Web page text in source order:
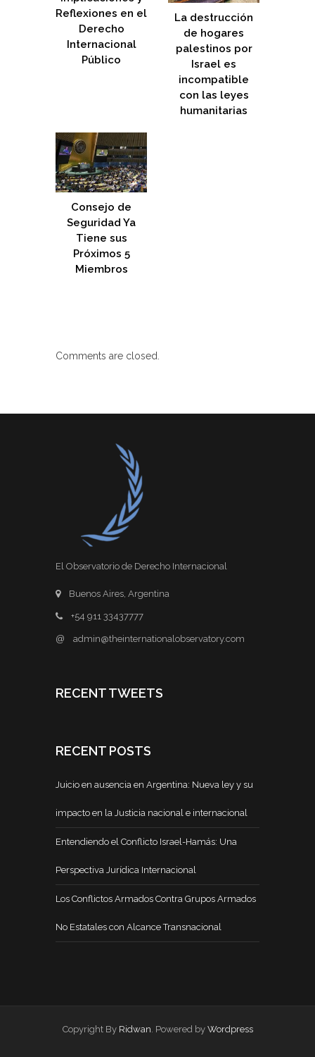
Reflexiones en el
Derecho
Internacional
Público
La destrucción
de hogares
palestinos por
Israel es
incompatible
con las leyes
humanitarias
Consejo de
Seguridad Ya
Tiene sus
Próximos 5
Miembros
Comments are closed.
El Observatorio de Derecho Internacional
Buenos Aires, Argentina
+54 911 33437777
@ admin@theinternationalobservatory.com
RECENT TWEETS
RECENT POSTS
Juicio en ausencia en Argentina: Nueva ley y su
impacto en la Justicia nacional e internacional
Entendiendo el Conflicto Israel-Hamás: Una
Perspectiva Jurídica Internacional
Los Conflictos Armados Contra Grupos Armados
No Estatales con Alcance Transnacional
Copyright By Ridwan. Powered by Wordpress